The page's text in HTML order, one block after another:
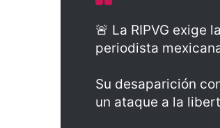
🚨 La RIPVG exige
periodista
Su desaparición
un ataque a la